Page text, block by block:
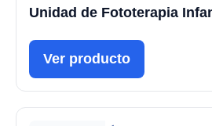
Unidad de Fototerapia
Ver producto